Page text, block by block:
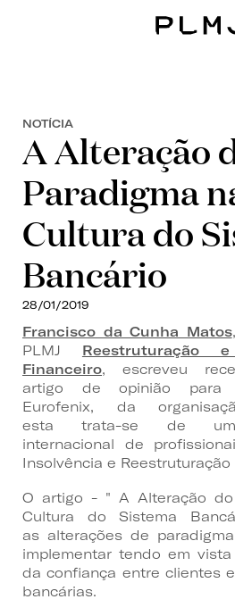
NOTÍCIA
A Alteração
Paradigma
Cultura do
Bancário
28/01/2019
Francisco da Cunha Matos
PLMJ Reestruturação
Financeiro, escreveu
artigo de opinião para
Eurofenix, da
esta trata-se de
internacional de
Insolvência e
O artigo - " A Alteração do
Cultura do Sistema
as alterações de
implementar tendo em
da confiança entre clientes
bancárias.